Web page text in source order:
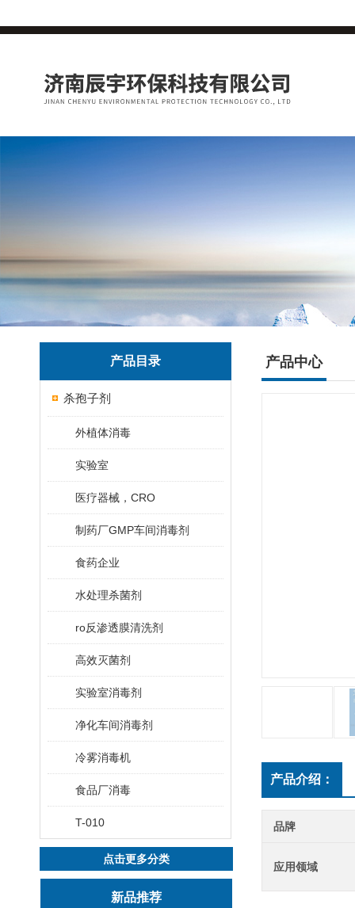
产品目录
杀孢子剂
外植体消毒
实验室
医疗器械，CRO
制药厂GMP车间消毒剂
食药企业
水处理杀菌剂
ro反渗透膜清洗剂
高效灭菌剂
实验室消毒剂
净化车间消毒剂
冷雾消毒机
食品厂消毒
T-010
点击更多分类
新品推荐
产品中心
产品介绍：
品牌
应用领域